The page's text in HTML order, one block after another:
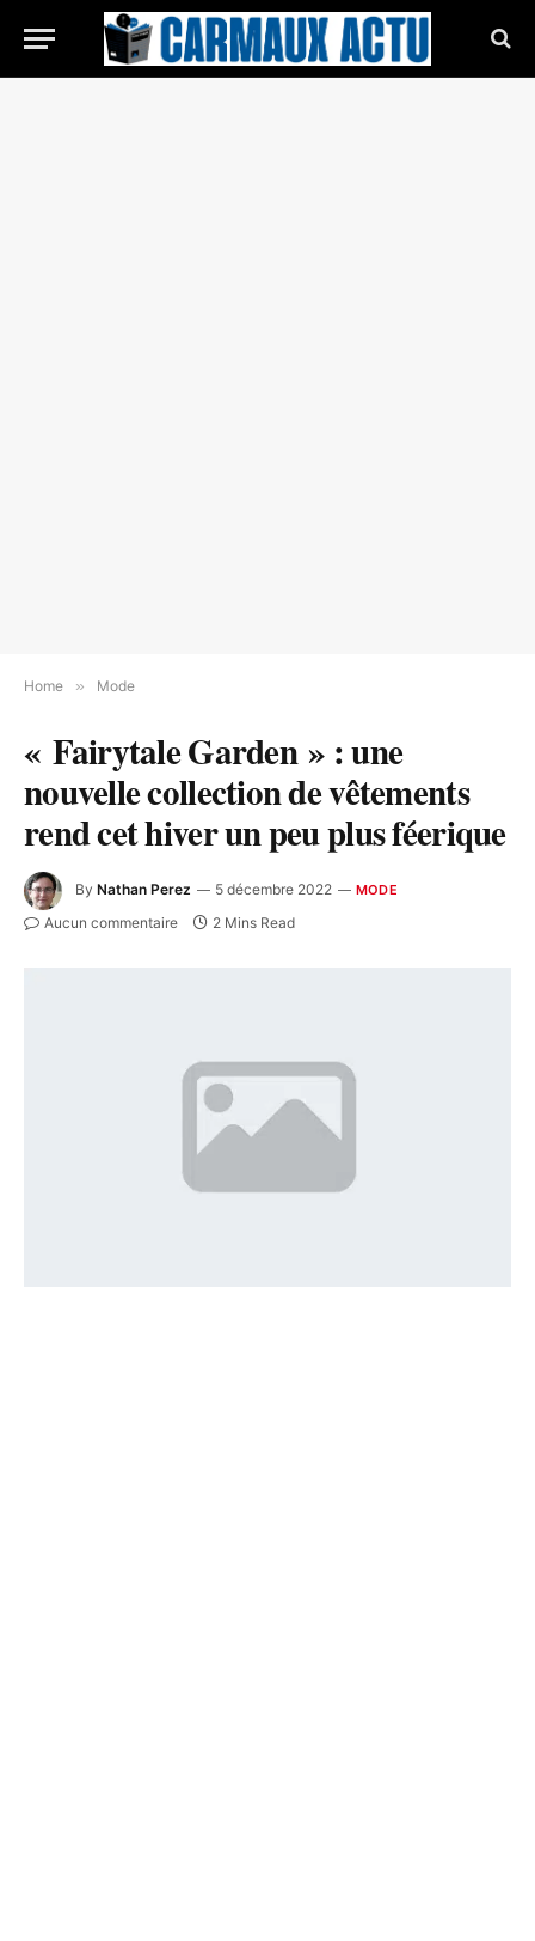
Home » Mode
« Fairytale Garden » : une
nouvelle collection de vêtements
rend cet hiver un peu plus féerique
By Nathan Perez 5 décembre 2022 MODE
Aucun commentaire 2 Mins Read